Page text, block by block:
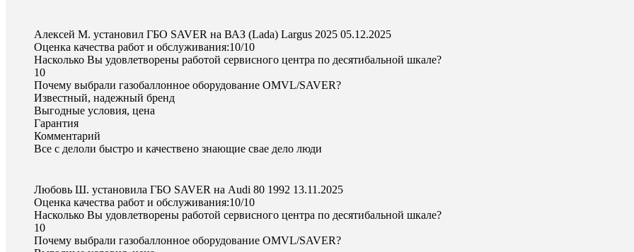
Алексей М. установил ГБО SAVER на ВАЗ (Lada) Largus 2025 05.12.2025
Оценка качества работ и обслуживания:10/10
Насколько Вы удовлетворены работой сервисного центра по десятибальной шкале?
10
Почему выбрали газобаллонное оборудование OMVL/SAVER?
Известный, надежный бренд
Выгодные условия, цена
Гарантия
Комментарий
Все с делоли быстро и качествено знающие свае дело люди
Любовь Ш. установила ГБО SAVER на Audi 80 1992 13.11.2025
Оценка качества работ и обслуживания:10/10
Насколько Вы удовлетворены работой сервисного центра по десятибальной шкале?
10
Почему выбрали газобаллонное оборудование OMVL/SAVER?